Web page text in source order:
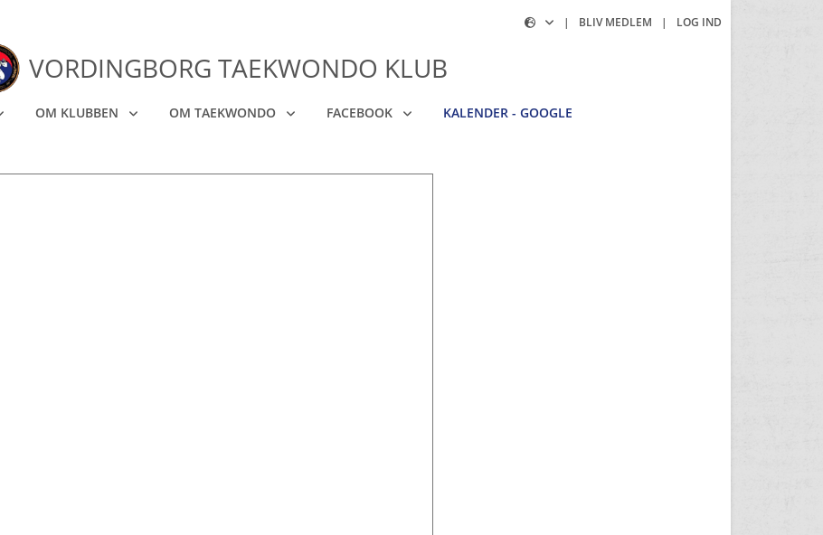
| BLIV MEDLEM | LOG IND
VORDINGBORG TAEKWONDO KLUB
OM KLUBBEN OM TAEKWONDO FACEBOOK KALENDER - GOOGLE